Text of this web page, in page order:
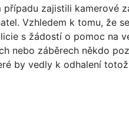
zajistili kamerové
Vzhledem k tomu, že
s žádostí o pomoc na
nebo záběrech někdo
by vedly k odhalení